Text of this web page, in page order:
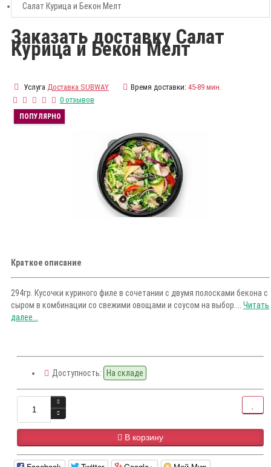
Салат Курица и Бекон Мелт
Заказать доставку Салат
Курица и Бекон Мелт
Услуга Доставка SUBWAY Время доставки: 45-89 мин.
0 отзывов
ПОПУЛЯРНО
Краткое описание
294гр. Кусочки куриного филе в сочетании с двумя полосками бекона с
сыром в комбинации со свежими овощами и соусом на выбор.... Читать
далее...
Доступность: На складе
В корзину